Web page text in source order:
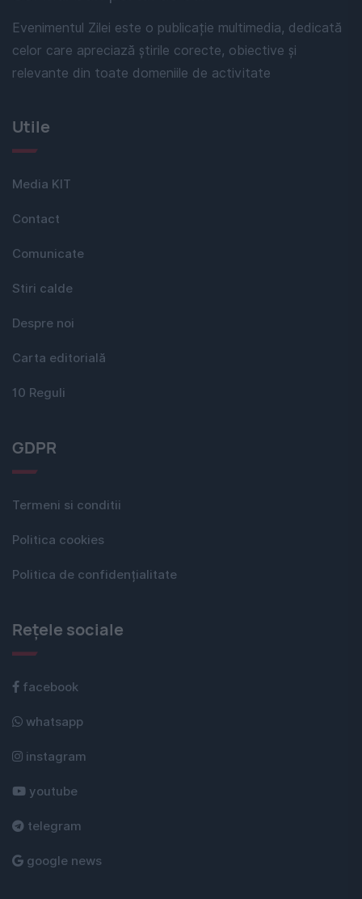
Evenimentul Zilei este o publicație multimedia, dedicată
celor care apreciază știrile corecte, obiective și
relevante din toate domeniile de activitate
Utile
Media KIT
Contact
Comunicate
Stiri calde
Despre noi
Carta editorială
10 Reguli
GDPR
Termeni si conditii
Politica cookies
Politica de confidențialitate
Rețele sociale
facebook
whatsapp
instagram
youtube
telegram
google news